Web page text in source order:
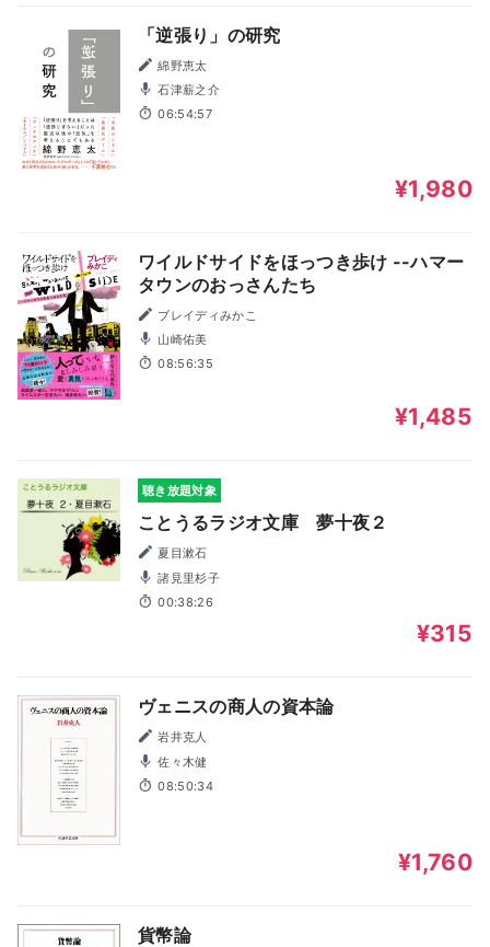
「逆張り」の研究
綿野恵太
石津薪之介
06:54:57
¥1,980
ワイルドサイドをほっつき歩け --ハマー
タウンのおっさんたち
ブレイディみかこ
山崎佑美
08:56:35
¥1,485
聴き放題対象
ことうるラジオ文庫 夢十夜２
夏目漱石
諸見里杉子
00:38:26
¥315
ヴェニスの商人の資本論
岩井克人
佐々木健
08:50:34
¥1,760
貨幣論